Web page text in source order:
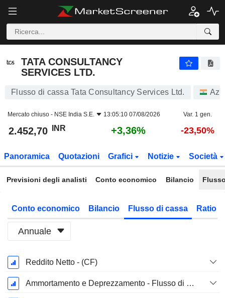
TATA CONSULTANCY
SERVICES LTD.
Flusso di cassa Tata Consultancy Services Ltd.
Mercato chiuso - NSE India S.E. 13:05:10 07/08/2026 Var. 1 gen.
2.452,70 INR +3,36% -23,50%
Panoramica Quotazioni Grafici Notizie Società
Previsioni degli analisti Conto economico Bilancio
Conto economico Bilancio Flusso di cassa Ratio
Annuale
Periodo
Fiscale:
Marzo
Reddito Netto - (CF)
Ammortamento e Deprezzamento - Flusso di Cassa